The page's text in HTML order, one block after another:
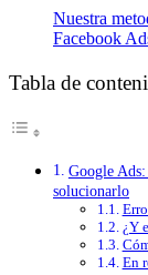
Nuestra
Facebook
Tabla de
Google
solucionarlo
¿Y
En